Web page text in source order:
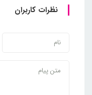
نظرات کاربران